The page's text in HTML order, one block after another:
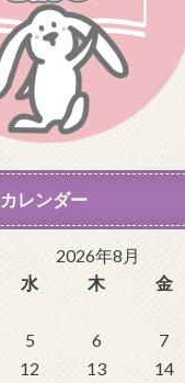
レンダー
2026年8月
水 木 金
5 6 7
12 13 14